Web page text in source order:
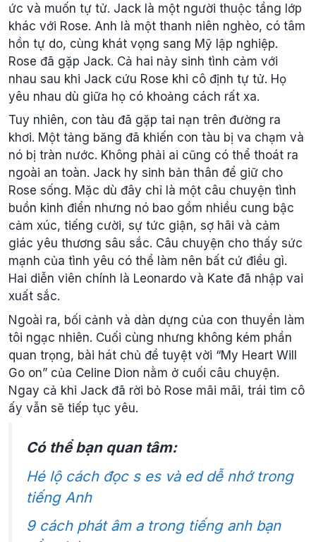
ức và muốn tự tử. Jack là một người thuộc tầng lớp
khác với Rose. Anh là một thanh niên nghèo, có tâm
hồn tự do, cùng khát vọng sang Mỹ lập nghiệp.
Rose đã gặp Jack. Cả hai nảy sinh tình cảm với
nhau sau khi Jack cứu Rose khi cô định tự tử. Họ
yêu nhau dù giữa họ có khoảng cách rất xa.
Tuy nhiên, con tàu đã gặp tai nạn trên đường ra
khơi. Một tảng băng đã khiến con tàu bị va chạm và
nó bị tràn nước. Không phải ai cũng có thể thoát ra
ngoài an toàn. Jack hy sinh bản thân để giữ cho
Rose sống. Mặc dù đây chỉ là một câu chuyện tình
buồn kinh điển nhưng nó bao gồm nhiều cung bậc
cảm xúc, tiếng cười, sự tức giận, sợ hãi và cảm
giác yêu thương sâu sắc. Câu chuyện cho thấy sức
mạnh của tình yêu có thể làm nên bất cứ điều gì.
Hai diễn viên chính là Leonardo và Kate đã nhập vai
xuất sắc.
Ngoài ra, bối cảnh và dàn dựng của con thuyền làm
tôi ngạc nhiên. Cuối cùng nhưng không kém phần
quan trọng, bài hát chủ đề tuyệt vời “My Heart Will
Go on” của Celine Dion nằm ở cuối câu chuyện.
Ngay cả khi Jack đã rời bỏ Rose mãi mãi, trái tim cô
ấy vẫn sẽ tiếp tục yêu.
Có thể bạn quan tâm:
Hé lộ cách đọc s es và ed dễ nhớ trong
tiếng Anh
9 cách phát âm a trong tiếng anh bạn